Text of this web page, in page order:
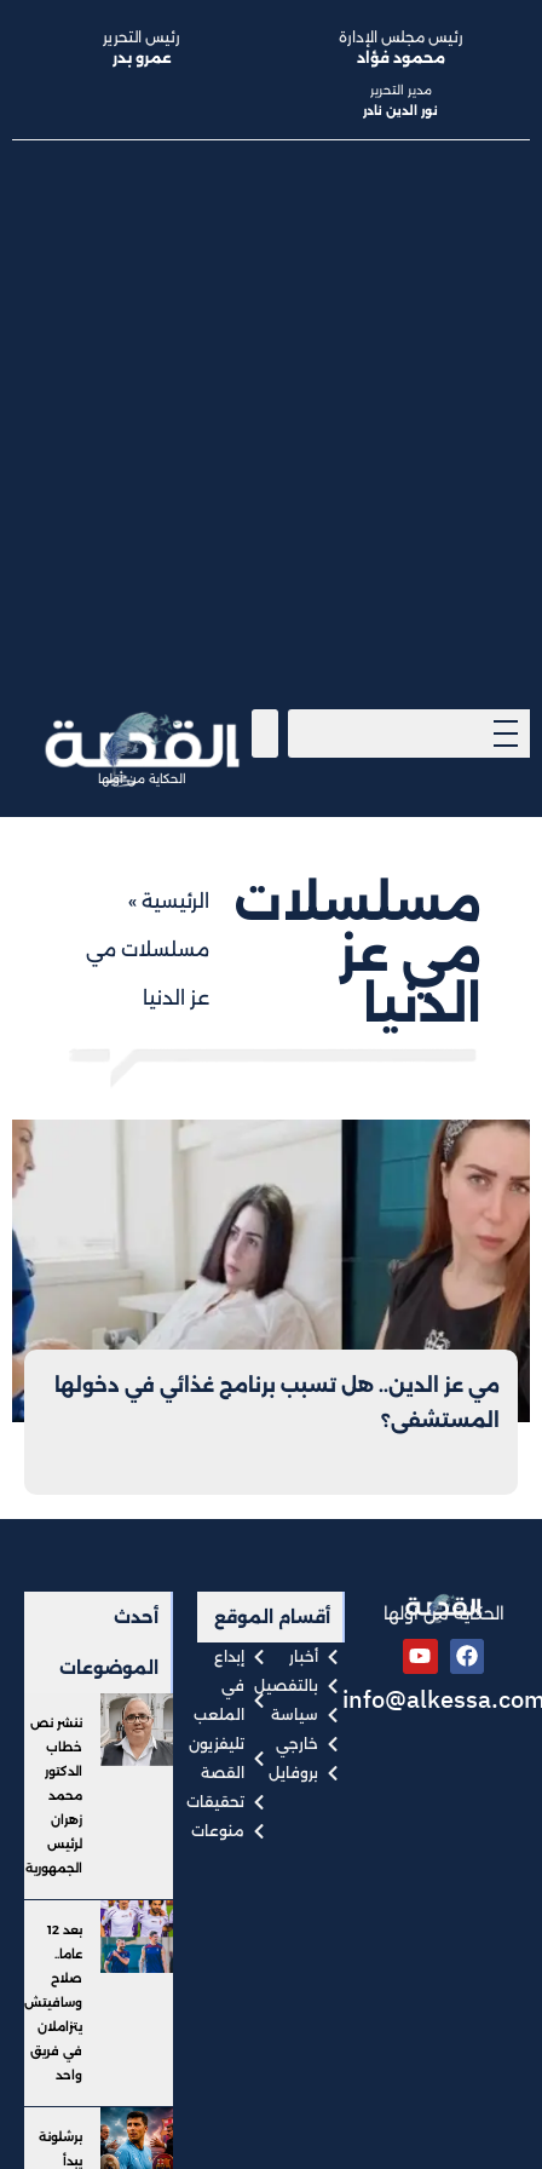
الحكاية من أولها
رئيس مجلس الإدارة
محمود فؤاد
مدير التحرير
نور الدين نادر
رئيس التحرير
عمرو بدر
مسلسلات
مي عز
الدنيا
الرئيسية »
مسلسلات مي
عز الدنيا
مي عز الدين.. هل تسبب برنامج غذائي في دخولها
المستشفى؟
الحكاية من أولها أقسام الموقع
أخبار
بالتفصيل
سياسة
خارجي
بروفايل
إبداع
في
الملعب
تليفزيون
القصة
تحقيقات
منوعات
أحدث
الموضوعات
ننشر نص
خطاب
الدكتور
محمد
زهران
لرئيس
الجمهورية
بعد 12
عاما..
صلاح
وسافيتش
يتزاملان
في فريق
واحد
برشلونة
يبدأ